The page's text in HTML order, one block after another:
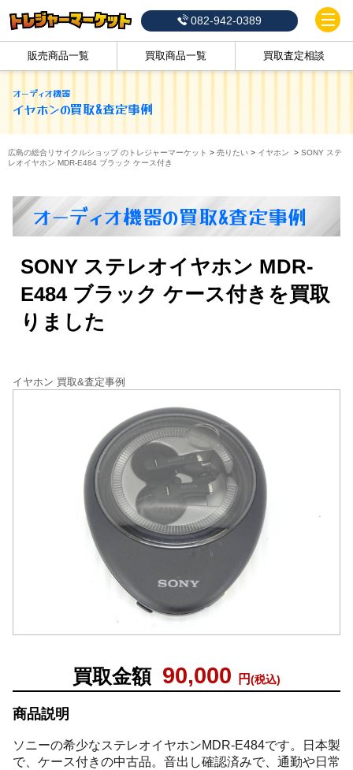
082-942-0389
販売商品一覧 買取商品一覧 買取査定相談
オーディオ機器
イヤホンの買取&査定事例
広島の総合リサイクルショップ のトレジャーマーケット > 売りたい > イヤホン > SONY ステ
レオイヤホン MDR-E484 ブラック ケース付き
オーディオ機器の買取&査定事例
SONY ステレオイヤホン MDR-
E484 ブラック ケース付きを買取
りました
買取金額 90,000 円(税込)
商品説明
ソニーの希少なステレオイヤホンMDR-E484です。日本製
で、ケース付きの中古品。音出し確認済みで、通勤や日常
イヤホン 買取&査定事例